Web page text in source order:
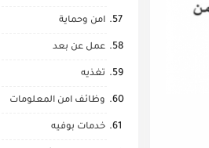
امن وحماية
عمل عن بعد
تغذيه
وظائف امن المعلومات
خدمات بوفيه